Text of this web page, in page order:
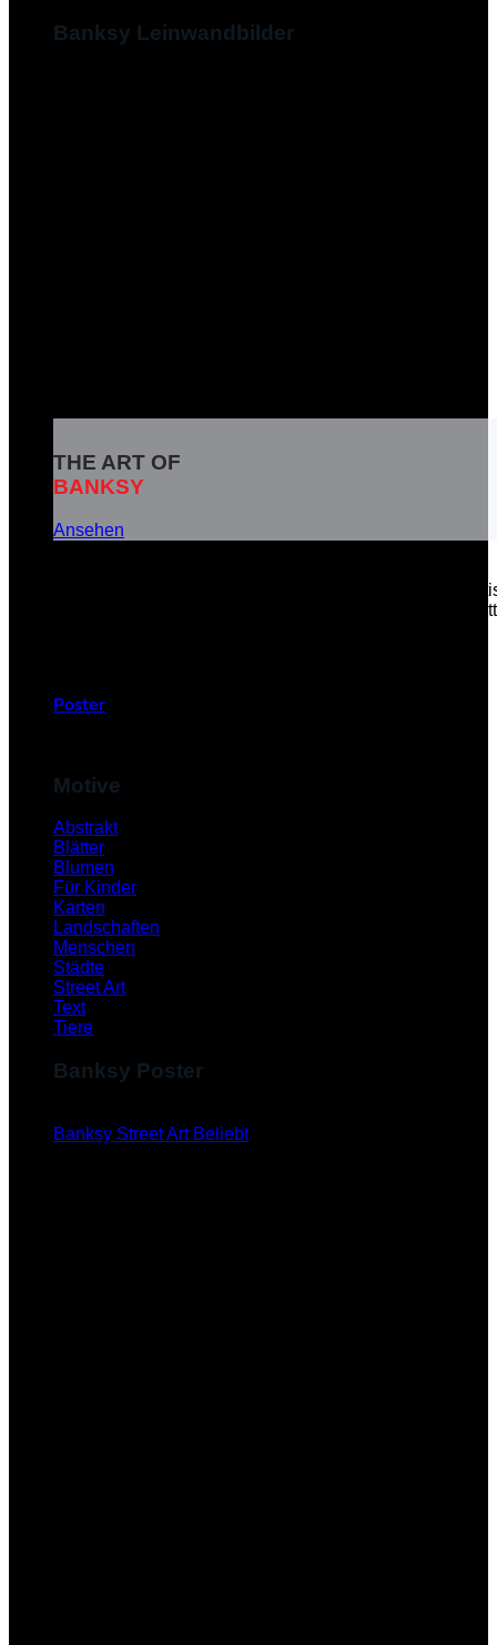
Banksy Leinwandbilder
THE ART OF
BANKSY
Ansehen
Banksy ist das Pseudonym eines weltbekannten
soziale Botschaften in seinen Kunstwerken zu
Poster
Motive
Abstrakt
Blätter
Blumen
Für Kinder
Karten
Landschaften
Menschen
Städte
Street Art
Text
Tiere
Banksy Poster
Banksy Street Art